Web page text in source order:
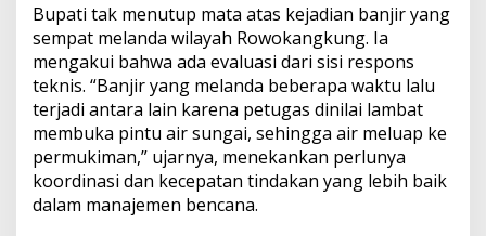
Bupati tak menutup mata atas kejadian banjir yang
sempat melanda wilayah Rowokangkung. Ia
mengakui bahwa ada evaluasi dari sisi respons
teknis. “Banjir yang melanda beberapa waktu lalu
terjadi antara lain karena petugas dinilai lambat
membuka pintu air sungai, sehingga air meluap ke
permukiman,” ujarnya, menekankan perlunya
koordinasi dan kecepatan tindakan yang lebih baik
dalam manajemen bencana.